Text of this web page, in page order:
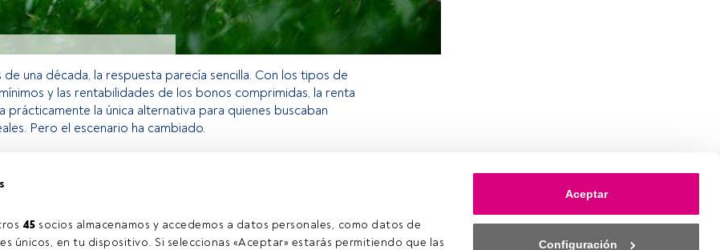
45 socios almacenamos y accedemos a datos personales, como datos de
únicos, en tu dispositivo. Si seleccionas «Aceptar» estarás permitiendo que las
Aceptar
Configuración
de una década, la respuesta parecía sencilla. Con los tipos de
y las rentabilidades de los bonos comprimidas, la renta
prácticamente la única alternativa para quienes buscaban
Pero el escenario ha cambiado.
para los usuarios registrados de FundsPeople. Si ya
y disfrutar de todo el universo que ofrece FundsPeople.
Accede a FundsPeople